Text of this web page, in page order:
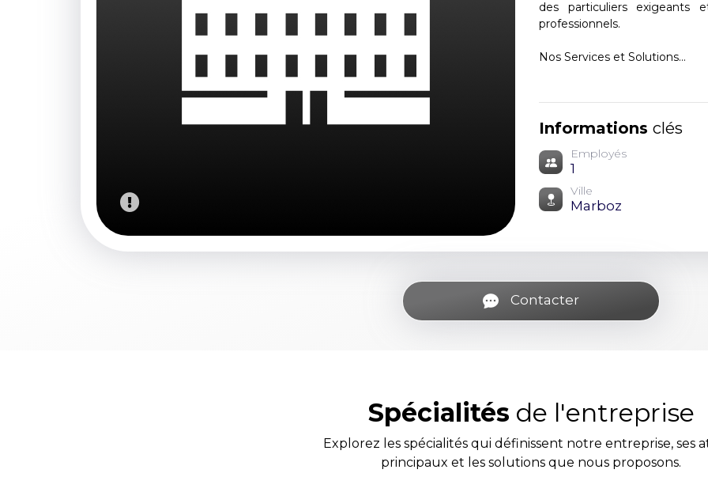
des particuliers exigeants
professionnels.
Nos Services et Solutions...
Informations clés
Employés
1
Ville
Marboz
Contacter
Spécialités de l'entreprise
Explorez les spécialités qui définissent notre entreprise, ses
principaux et les solutions que nous proposons.